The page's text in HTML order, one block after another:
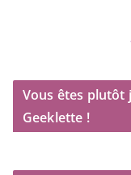
Vous êtes plutôt
Geeklette !